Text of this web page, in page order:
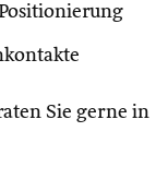
Sie gerne in